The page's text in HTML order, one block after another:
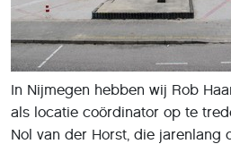
In Nijmegen hebben wij Rob
als locatie coördinator op te
Nol van der Horst, die jarenlang